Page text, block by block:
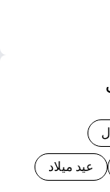
عيد ميلاد